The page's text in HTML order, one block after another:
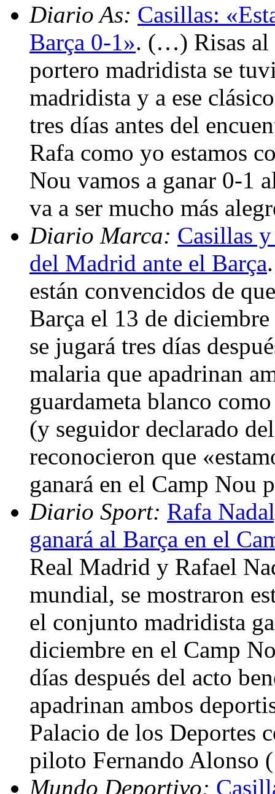
Diario As: Casillas:
Barça 0-1». (…) Risas al
portero madridista se
madridista y a ese
tres días antes del
Rafa como yo estamos
Nou vamos a ganar 0-1
va a ser mucho más
Diario Marca: Casillas
del Madrid ante el Barça
están convencidos de
Barça el 13 de
se jugará tres días
malaria que apadrinan
guardameta blanco
(y seguidor declarado
reconocieron que
ganará en el Camp
Diario Sport: Rafa
ganará al Barça en el
Real Madrid y Rafael
mundial, se mostraron
el conjunto madridista
diciembre en el Camp
días después del acto
apadrinan ambos
Palacio de los Deportes
piloto Fernando
Mundo Deportivo: